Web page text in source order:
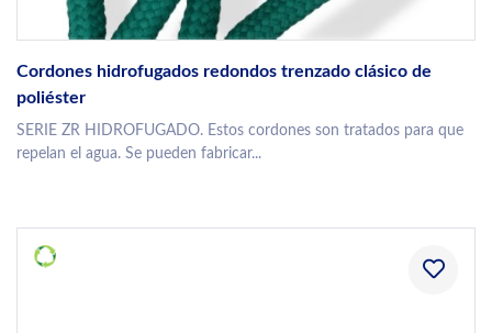
Cordones hidrofugados redondos trenzado clásico de
poliéster
SERIE ZR HIDROFUGADO. Estos cordones son tratados para que
repelan el agua. Se pueden fabricar...